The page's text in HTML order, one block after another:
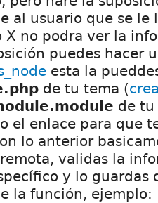
al usuario que se le
no podra ver la
puedes hacer
esta la
de tu tema (
de tu
el enlace para que
lo anterior
validas la
y lo guardas
la función, ejemplo: